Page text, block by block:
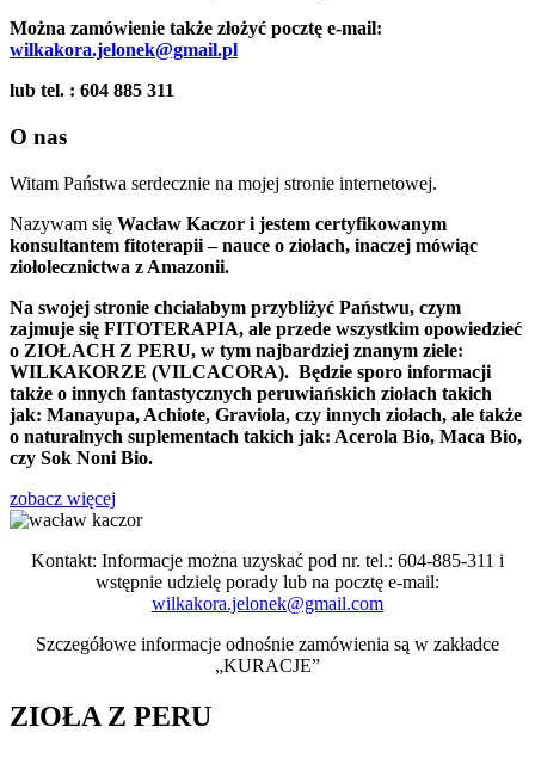
Można zamówienie także złożyć pocztę e-mail:
wilkakora.jelonek@gmail.pl
lub tel. : 604 885 311
O nas
Witam Państwa serdecznie na mojej stronie internetowej.
Nazywam się Wacław Kaczor i jestem certyfikowanym
konsultantem fitoterapii – nauce o ziołach, inaczej mówiąc
ziołolecznictwa z Amazonii.
Na swojej stronie chciałabym przybliżyć Państwu, czym
zajmuje się FITOTERAPIA, ale przede wszystkim opowiedzieć
o ZIOŁACH Z PERU, w tym najbardziej znanym ziele:
WILKAKORZE (VILCACORA). Będzie sporo informacji
także o innych fantastycznych peruwiańskich ziołach takich
jak: Manayupa, Achiote, Graviola, czy innych ziołach, ale także
o naturalnych suplementach takich jak: Acerola Bio, Maca Bio,
czy Sok Noni Bio.
zobacz więcej
Kontakt: Informacje można uzyskać pod nr. tel.: 604-885-311 i
wstępnie udzielę porady lub na pocztę e-mail:
wilkakora.jelonek@gmail.com
Szczegółowe informacje odnośnie zamówienia są w zakładce
„KURACJE”
ZIOŁA Z PERU